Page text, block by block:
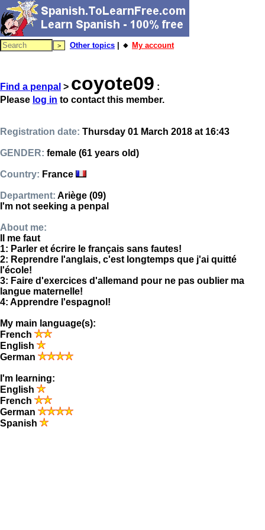
Other topics | 🔸 My account
Find a penpal > coyote09 :
Please log in to contact this member.
Registration date: Thursday 01 March 2018 at 16:43
GENDER: female (61 years old)
Country: France
Department: Ariège (09)
I'm not seeking a penpal
About me:
Il me faut
1: Parler et écrire le français sans fautes!
2: Reprendre l'anglais, c'est longtemps que j'ai quitté
l'école!
3: Faire d'exercices d'allemand pour ne pas oublier ma
langue maternelle!
4: Apprendre l'espagnol!
My main language(s):
French
English
German
I'm learning:
English
French
German
Spanish